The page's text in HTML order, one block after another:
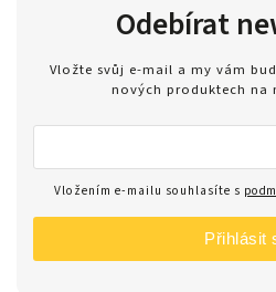
Odebírat
Vložte svůj e-mail a my vám
nových produktech na
Vložením e-mailu souhlasíte s
Přihlásit